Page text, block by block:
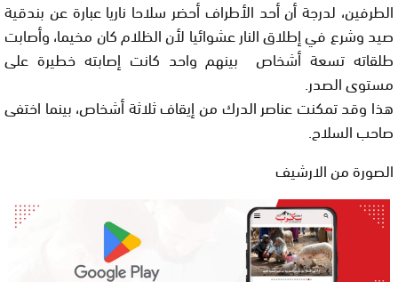
الطرفين، لدرجة أن أحد الأطراف أحضر سلاحا ناريا عبارة عن بندقية
صيد وشرع في إطلاق النار عشوائيا لأن الظلام كان مخيما، وأصابت
طلقاته تسعة أشخاص بينهم واحد كانت إصابته خطيرة على
مستوى الصدر.
هذا وقد تمكنت عناصر الدرك من إيقاف ثلاثة أشخاص، بينما اختفى
صاحب السلاح.
الصورة من الارشيف